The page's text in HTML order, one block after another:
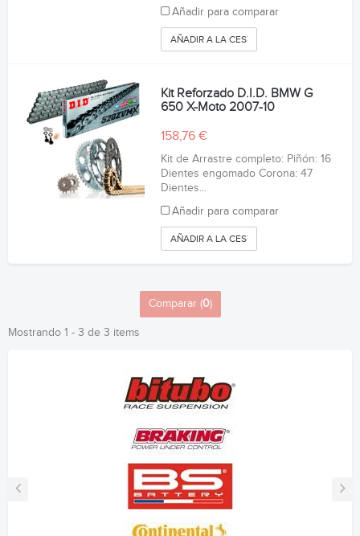
Añadir para comparar
AÑADIR A LA CESTA
Kit Reforzado D.I.D. BMW G
650 X-Moto 2007-10
158,76 €
Kit de Arrastre completo: Piñón: 16
Dientes engomado Corona: 47
Dientes...
Añadir para comparar
AÑADIR A LA CESTA
Comparar (0)
Mostrando 1 - 3 de 3 items